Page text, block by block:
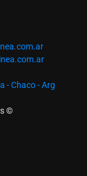
- Chaco - Arg
©